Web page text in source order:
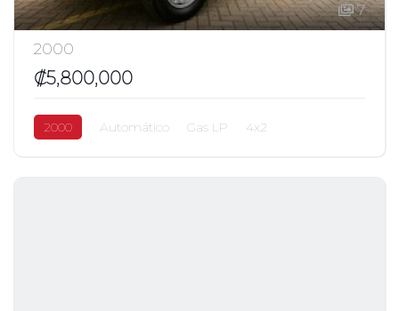
7
2000
₡5,800,000
2000 Automático Gas LP 4x2